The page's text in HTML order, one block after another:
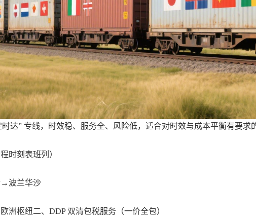
达” 专线，时效稳、服务全、风险低，适合对时效与成本平衡有要求
时刻表班列）
波兰华沙
洲枢纽二、DDP 双清包税服务（一价全包）